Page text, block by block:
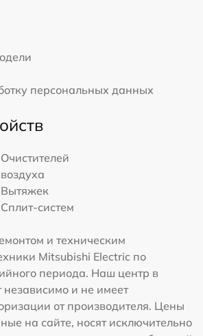
персональных данных
Очистителей
воздуха
Вытяжек
Сплит-систем
и техническим
Mitsubishi Electric по
периода. Наш центр в
независимо и не имеет
от производителя. Цены
на сайте, носят исключительно